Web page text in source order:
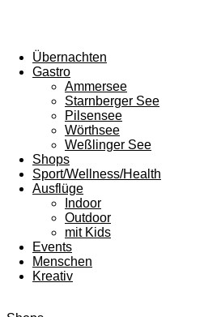
Übernachten
Gastro
Ammersee
Starnberger See
Pilsensee
Wörthsee
Weßlinger See
Shops
Sport/Wellness/Health
Ausflüge
Indoor
Outdoor
mit Kids
Events
Menschen
Kreativ